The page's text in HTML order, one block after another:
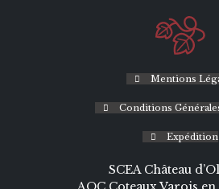
Mentions
Conditions
Expédition
SCEA Château